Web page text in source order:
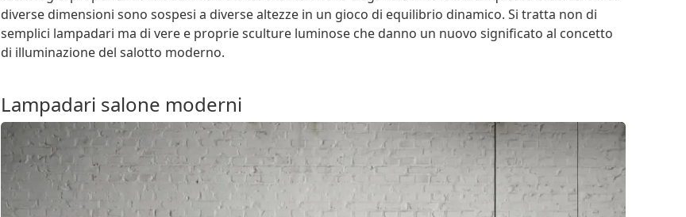
diverse dimensioni sono sospesi a diverse altezze in un gioco di equilibrio dinamico. Si tratta non di
semplici lampadari ma di vere e proprie sculture luminose che danno un nuovo significato al concetto
di illuminazione del salotto moderno.
Lampadari salone moderni